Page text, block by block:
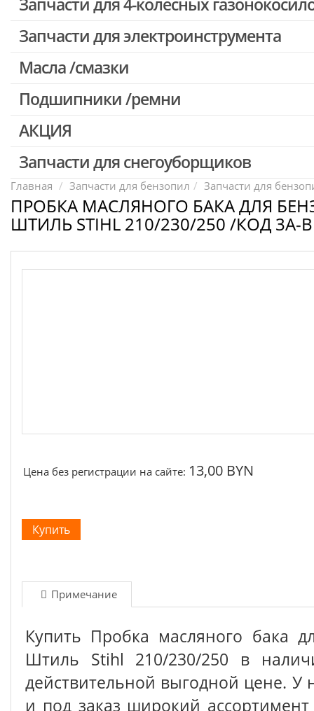
Запчасти для 4-колесных
Запчасти для электроинструмента
Двигатели, редукторы для шуруповертов
Выключатели, переключатели
Запчасти для перфораторов и отбойных молотков
Запчасти для УШМ (болгарок)
Запчасти для электроинструмента другие
Конденсаторы
Якоря, статоры
Аккумуляторы, зарядные устройства
Щётки, щёточные узлы
Масла /смазки
Подшипники /ремни
АКЦИЯ
Скидка 50%
Запчасти для снегоуборщиков
Главная Запчасти для бензопил Запчасти для
ПРОБКА МАСЛЯНОГО БАКА ДЛЯ
ШТИЛЬ STIHL 210/230/250 /КОД 3A-B
Цена без регистрации на сайте: 13,00 BYN
Примечание
Купить Пробка масляного бака
Штиль Stihl 210/230/250 в
действительной выгодной цене. У
и под заказ широкий